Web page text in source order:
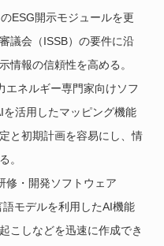
ESG開示モジュールを更
議会（ISSB）の要件に沿
情報の信頼性を高める。
エネルギー専門家向けソフ
を活用したマッピング機能
と初期計画を容易にし、情
。
修・開発ソフトウェア
モデルを利用したAI機能
こしなどを迅速に作成でき